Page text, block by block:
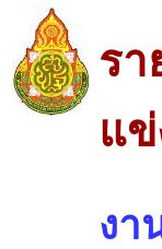
ร
แ
งา